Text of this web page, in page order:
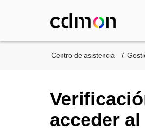
Centro de asistencia
acceder